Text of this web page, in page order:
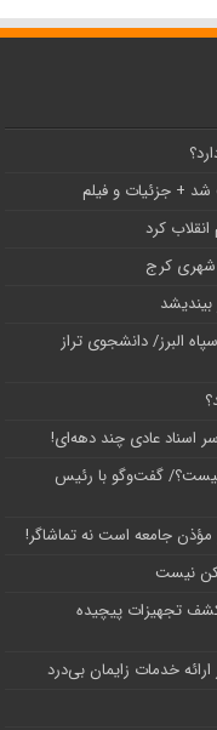
+ جزئیات و فیلم
البرز/ دانشجوی تراز
اسناد عادی چند‌ دهه‌ای!
چیست؟/ گفت‌وگو با رئیس
جامعه است نه تماشاگر!
نیست
تجهیزات پیچیده